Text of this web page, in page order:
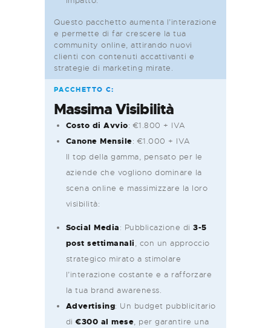
Questo pacchetto aumenta l’interazione
e permette di far crescere la tua
community online, attirando nuovi
clienti con contenuti accattivanti e
strategie di marketing mirate.
PACCHETTO C:
Massima Visibilità
Costo di Avvio: €1.800 + IVA
Canone Mensile: €1.000 + IVA
Il top della gamma, pensato per le
aziende che vogliono dominare la
scena online e massimizzare la loro
visibilità:
Social Media: Pubblicazione di 3-5
post settimanali, con un approccio
strategico mirato a stimolare
l’interazione costante e a rafforzare
la tua brand awareness.
Advertising: Un budget pubblicitario
di€300 al mese, per garantire una